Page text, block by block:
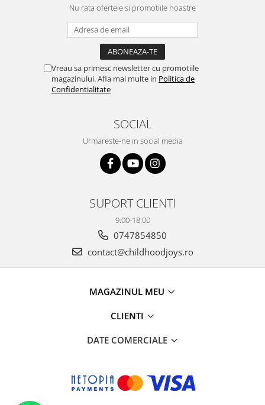
Nu rata ofertele si promotiile noastre
Vreau sa primesc newsletter cu promotiile
magazinului. Afla mai multe in Politica de
Confidentialitate
SOCIAL
Urmareste-ne in social media
SUPORT CLIENTI
9:00-18:00
0747854850
contact@childhoodjoys.ro
MAGAZINUL MEU
CLIENTI
DATE COMERCIALE